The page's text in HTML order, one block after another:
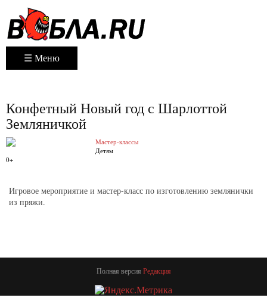
☰ Меню
Конфетный Новый год с Шарлоттой
Земляничкой
Мастер-классы
Детям
0+
Игровое мероприятие и мастер-класс по изготовлению землянички
из пряжи.
Полная версия Редакция